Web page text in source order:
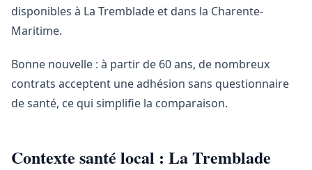
disponibles à La Tremblade et dans la Charente-
Maritime.
Bonne nouvelle : à partir de 60 ans, de nombreux
contrats acceptent une adhésion sans questionnaire
de santé, ce qui simplifie la comparaison.
Contexte santé local : La Tremblade